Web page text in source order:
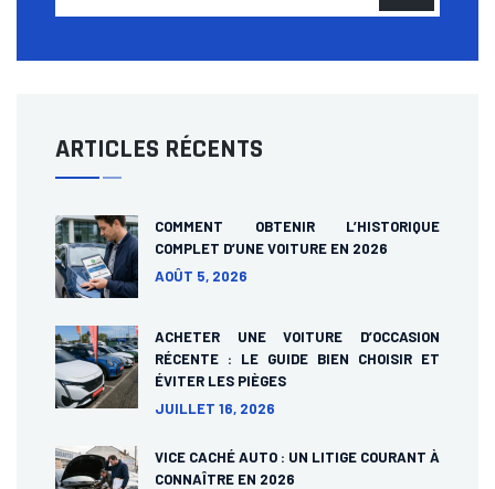
ARTICLES RÉCENTS
COMMENT OBTENIR L’HISTORIQUE
COMPLET D’UNE VOITURE EN 2026
AOÛT 5, 2026
ACHETER UNE VOITURE D’OCCASION
RÉCENTE : LE GUIDE BIEN CHOISIR ET
ÉVITER LES PIÈGES
JUILLET 16, 2026
VICE CACHÉ AUTO : UN LITIGE COURANT À
CONNAÎTRE EN 2026